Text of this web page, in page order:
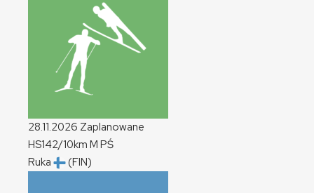
28.11.2026 Zaplanowane
HS142/10km M PŚ
Ruka
(FIN)